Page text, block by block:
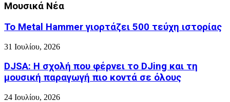
Μουσικά Νέα
Το Metal Hammer γιορτάζει 500 τεύχη ιστορίας
31 Ιουλίου, 2026
DJSA: Η σχολή που φέρνει το DJing και τη
μουσική παραγωγή πιο κοντά σε όλους
24 Ιουλίου, 2026